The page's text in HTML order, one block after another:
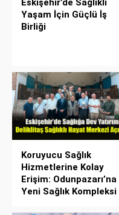
Yaşam İçin Güçlü İş
Birliği
Koruyucu Sağlık
Hizmetlerine Kolay
Erişim: Odunpazarı’na
Yeni Sağlık Kompleksi